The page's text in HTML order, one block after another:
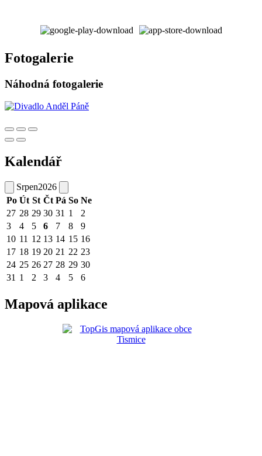
Fotogalerie
Náhodná fotogalerie
Kalendář
Srpen2026
Po Út St Čt Pá So Ne
27 28 29 30 31 1
2
3
4 5 6 7 8
9
10 11 12 13 14 15 16
17 18 19 20 21 22 23
24 25 26 27 28 29 30
31 1 2 3 4 5 6
Mapová aplikace